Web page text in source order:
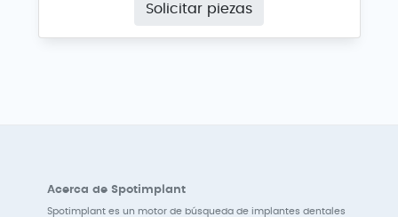
Solicitar piezas
Acerca de Spotimplant
Spotimplant es un motor de búsqueda de implantes dentales